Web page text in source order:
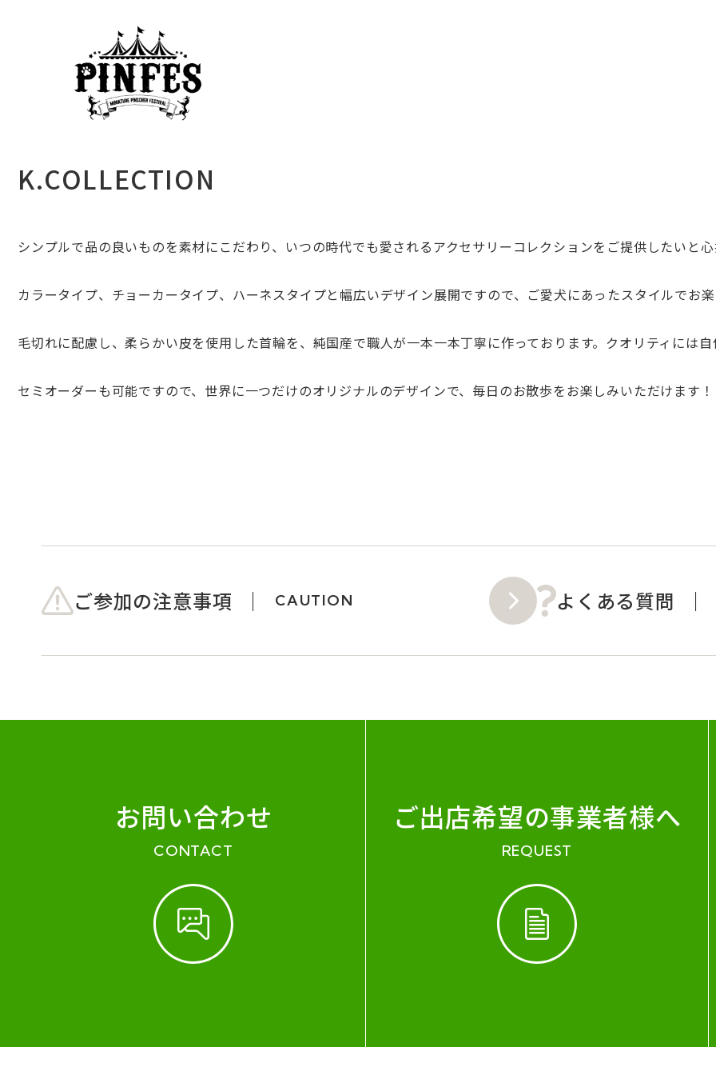
K.COLLECTION
シンプルで品の良いものを素材にこだわり、いつの時代でも愛されるアクセサリーコレクションをご提供したいと
カラータイプ、チョーカータイプ、ハーネスタイプと幅広いデザイン展開ですので、ご愛犬にあったスタイルでお
毛切れに配慮し、柔らかい皮を使用した首輪を、純国産で職人が一本一本丁寧に作っております。クオリティには
セミオーダーも可能ですので、世界に一つだけのオリジナルのデザインで、毎日のお散歩をお楽しみいただけます！
ご参加の注意事項 CAUTION よくある質問
お問い合わせ
CONTACT
ご出店希望の事業者様へ
REQUEST